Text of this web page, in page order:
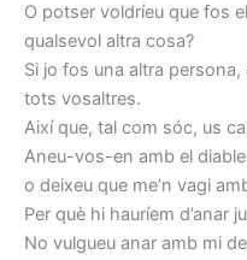
O potser voldríeu que fos
qualsevol altra cosa?
Si jo fos una altra
tots vosaltres.
Així que, tal com sóc, us
Aneu-vos-en amb el
o deixeu que me’n vagi
Per què hi hauríem d’anar
No vulgueu anar amb mi